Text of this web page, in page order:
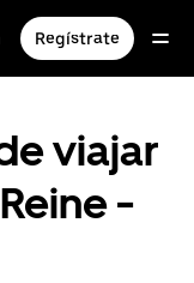
Regístrate
viajar
-